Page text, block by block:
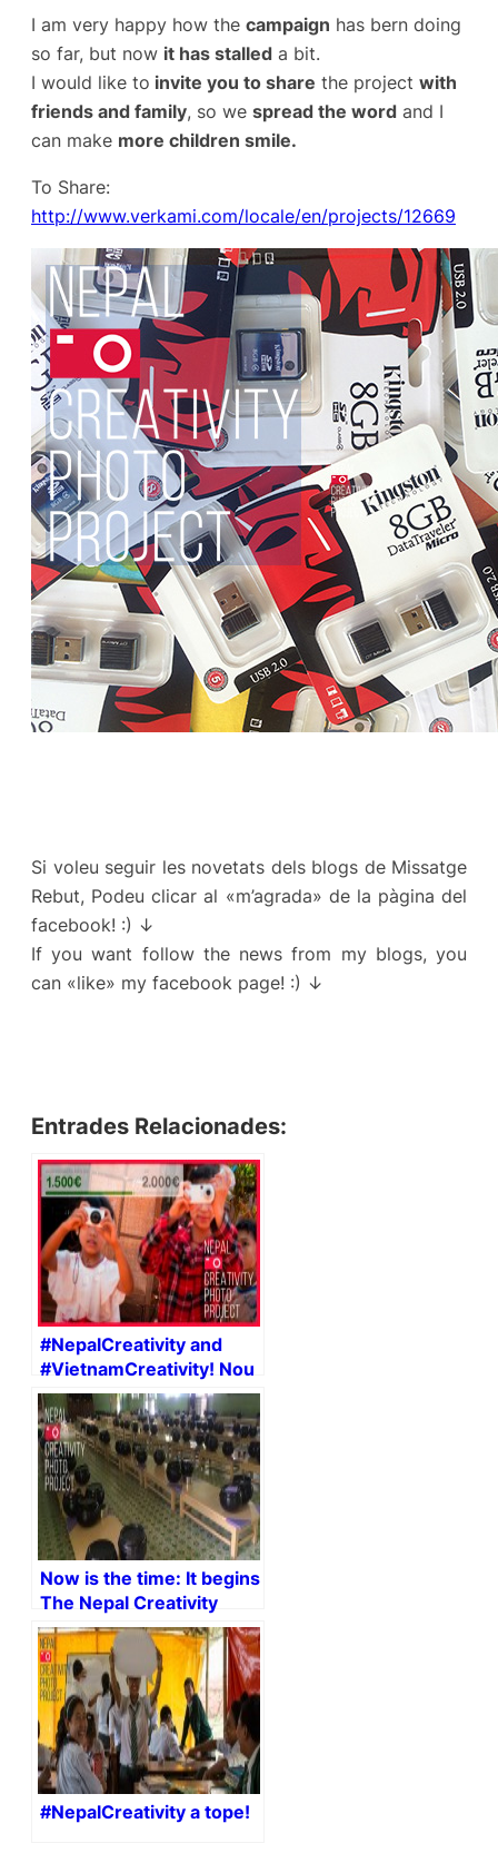
I am very happy how the campaign has bern doing
so far, but now it has stalled a bit.
I would like to invite you to share the project with
friends and family, so we spread the word and I
can make more children smile.
To Share:
http://www.verkami.com/locale/en/projects/12669
Si voleu seguir les novetats dels blogs de Missatge
Rebut, Podeu clicar al «m’agrada» de la pàgina del
facebook! :) ↓
If you want follow the news from my blogs, you
can «like» my facebook page! :) ↓
Entrades Relacionades:
#NepalCreativity and
#VietnamCreativity! Nou
repte: Laos!
Now is the time: It begins
The Nepal Creativity
Photo Project!
#NepalCreativity a tope!